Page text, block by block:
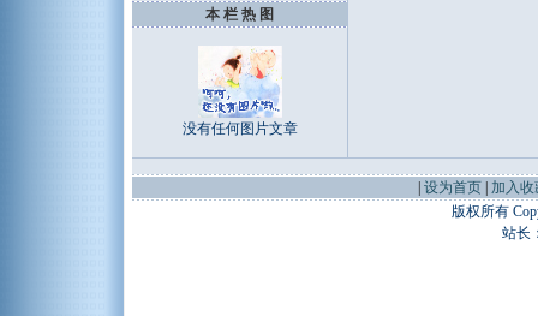
本 栏 热 图
没有任何图片文章
设为首页|
加入收
版权所有
站长